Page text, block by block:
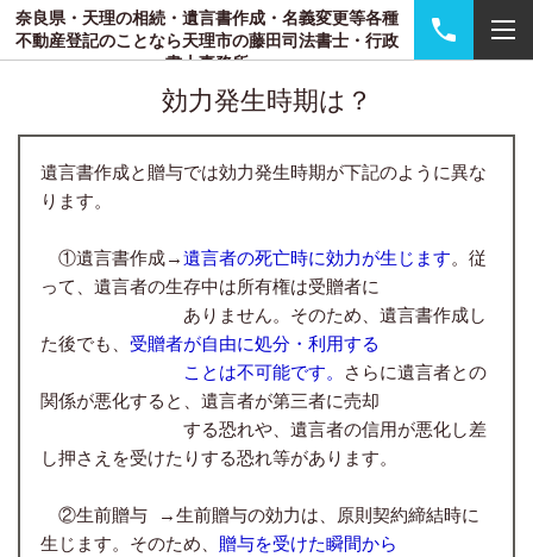
奈良県・天理の相続・遺言書作成・名義変更等各種
不動産登記のことなら天理市の藤田司法書士・行政
書士事務所
効力発生時期は？
遺言書作成と贈与では効力発生時期が下記のように異な
ります。
①遺言書作成→遺言者の死亡時に効力が生じます 。従
って、遺言者の生存中は所有権は受贈者に
ありません。そのため、遺言書作成し
た後でも、 受贈者が自由に処分・利用する
ことは不可能です。
さらに遺言者との
関係が悪化すると、遺言者が第三者に売却
する恐れや、遺言者の信用が悪化し差
し押さえを受けたりする恐れ等があります。
②生前贈与 →生前贈与の効力は、原則契約締結時に
生じます。そのため、 贈与を受けた瞬間から